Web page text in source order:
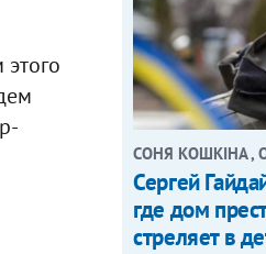
СОНЯ КОШКІНА ,
Сергей
где дом
стреляет в